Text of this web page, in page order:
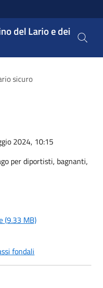
del Lario e dei
sicuro
2024, 10:15
per diportisti, bagnanti,
(9.33 MB)
fondali